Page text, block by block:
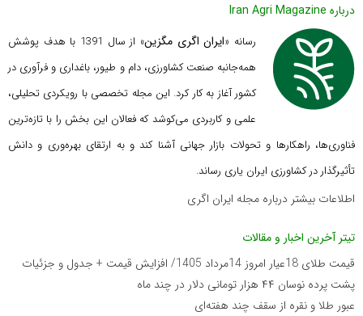
درباره Iran Agri Magazine
رسانه «ایران اگری مگزین
» از سال 1391 با هدف پوشش
همه‌جانبه صنعت کشاورزی، دام و طیور، باغداری و فرآوری در
کشور آغاز به کار کرد. این مجله تخصصی با رویکردی تحلیلی،
علمی و کاربردی می‌کوشد که فعالان این بخش را با تازه‌ترین
فناوری‌ها، راهکارها و تحولات بازار جهانی آشنا کند و به ارتقای بهره‌وری و دانش
تأثیرگذار در کشاورزی ایران یاری رساند.
اطلاعات بیشتر درباره مجله ایران اگری
تیتر آخرین اخبار و مقالات
قیمت طلای 18عیار امروز 14مرداد 1405/ افزایش قیمت + جدول و جزئیات
پشت پرده نوسان ۴۴ هزار تومانی دلار در چند ماه
عبور طلا و نقره از سقف چند هفته‌ای